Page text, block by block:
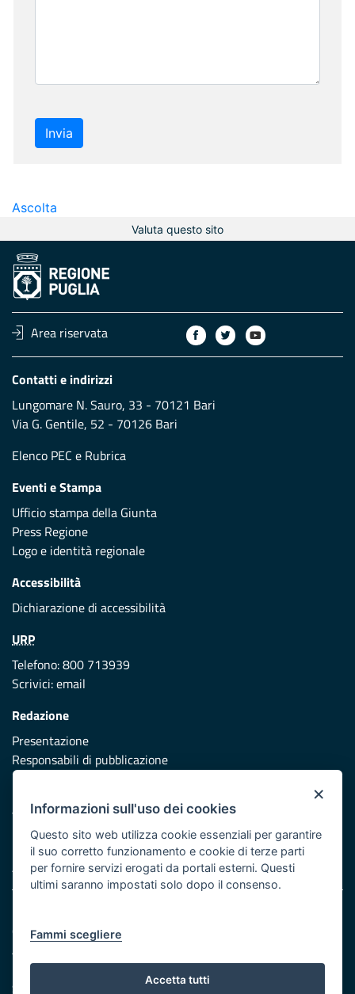
Invia
Ascolta
Valuta questo sito
Area riservata
Contatti e indirizzi
Lungomare N. Sauro, 33 - 70121 Bari
Via G. Gentile, 52 - 70126 Bari
Elenco PEC e Rubrica
Eventi e Stampa
Ufficio stampa della Giunta
Press Regione
Logo e identità regionale
Accessibilità
Dichiarazione di accessibilità
URP
Telefono: 800 713939
Scrivici:email
Redazione
Presentazione
Responsabili di pubblicazione
Vai al sito di Protezione Civile Puglia
Iniziativa finanziata con risorse del POR Puglia 2014/2020 -
Asse XI
Cookie e privacy
Atti di notifica
Feed RSS
Servizi Intranet
×
Informazioni sull'uso dei cookies
Questo sito web utilizza cookie essenziali per garantire
il suo corretto funzionamento e cookie di terze parti
per fornire servizi erogati da portali esterni. Questi
ultimi saranno impostati solo dopo il consenso.
Fammi scegliere
Accetta tutti